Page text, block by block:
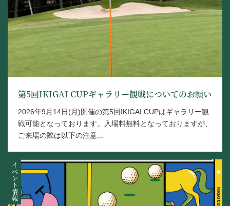
第5回IKIGAI CUPギャラリー観戦についてのお願い
2026年9月14日(月)開催の第5回IKIGAI CUPはギャラリー観
戦可能となっております。入場料無料となっておりますが、
ご来場の際は以下の注意...
イベント情報